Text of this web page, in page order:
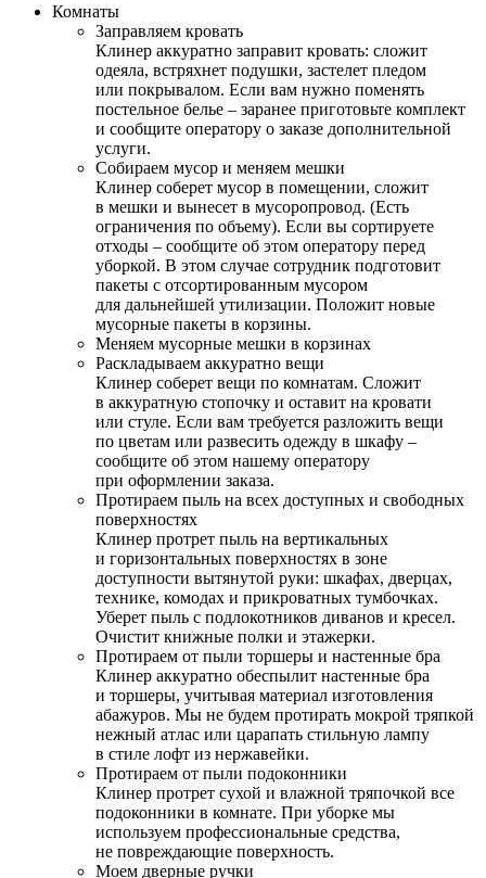
Комнаты
Заправляем кровать
Клинер аккуратно заправит кровать: сложит
одеяла, встряхнет подушки, застелет пледом
или покрывалом. Если вам нужно поменять
постельное белье – заранее приготовьте комплект
и сообщите оператору о заказе дополнительной
услуги.
Собираем мусор и меняем мешки
Клинер соберет мусор в помещении, сложит
в мешки и вынесет в мусоропровод. (Есть
ограничения по объему). Если вы сортируете
отходы – сообщите об этом оператору перед
уборкой. В этом случае сотрудник подготовит
пакеты с отсортированным мусором
для дальнейшей утилизации. Положит новые
мусорные пакеты в корзины.
Меняем мусорные мешки в корзинах
Раскладываем аккуратно вещи
Клинер соберет вещи по комнатам. Сложит
в аккуратную стопочку и оставит на кровати
или стуле. Если вам требуется разложить вещи
по цветам или развесить одежду в шкафу –
сообщите об этом нашему оператору
при оформлении заказа.
Протираем пыль на всех доступных и свободных
поверхностях
Клинер протрет пыль на вертикальных
и горизонтальных поверхностях в зоне
доступности вытянутой руки: шкафах, дверцах,
технике, комодах и прикроватных тумбочках.
Уберет пыль с подлокотников диванов и кресел.
Очистит книжные полки и этажерки.
Протираем от пыли торшеры и настенные бра
Клинер аккуратно обеспылит настенные бра
и торшеры, учитывая материал изготовления
абажуров. Мы не будем протирать мокрой тряпкой
нежный атлас или царапать стильную лампу
в стиле лофт из нержавейки.
Протираем от пыли подоконники
Клинер протрет сухой и влажной тряпочкой все
подоконники в комнате. При уборке мы
используем профессиональные средства,
не повреждающие поверхность.
Моем дверные ручки